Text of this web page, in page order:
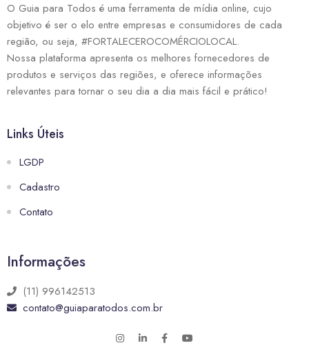
O Guia para Todos é uma ferramenta de mídia online, cujo
objetivo é ser o elo entre empresas e consumidores de cada
região, ou seja, #FORTALECEROCOMÉRCIOLOCAL.
Nossa plataforma apresenta os melhores fornecedores de
produtos e serviços das regiões, e oferece informações
relevantes para tornar o seu dia a dia mais fácil e prático!
Links Úteis
LGDP
Cadastro
Contato
Informações
(11) 996142513
contato@guiaparatodos.com.br